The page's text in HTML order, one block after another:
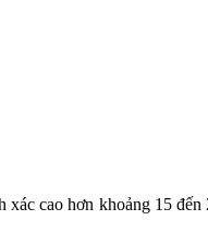
cao hơn khoảng 15 đến